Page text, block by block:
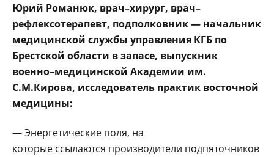
Юрий Романюк, врач–хирург, врач–
рефлексотерапевт, подполковник — начальник
медицинской службы управления КГБ по
Брестской области в запасе, выпускник
военно–медицинской Академии им.
С.М.Кирова, исследователь практик восточной
медицины:
— Энергетические поля, на
которые ссылаются производители подпяточников